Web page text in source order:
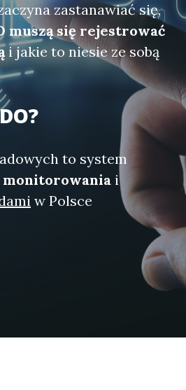
zastanawiać się,
muszą się rejestrować
i jakie to niesie ze sobą
to system
monitorowania i
w Polsce